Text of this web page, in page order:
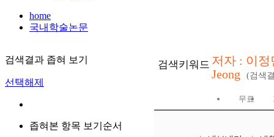
home
국내학술논문
검색결과 좁혀 보기
선택해제
좁혀본 항목 보기순서
검색키워드 저자 : 이정
Jeong
(검색
무료